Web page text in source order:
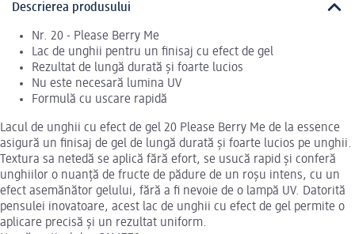
Descrierea produsului
Nr. 20 - Please Berry Me
Lac de unghii pentru un finisaj cu efect de gel
Rezultat de lungă durată și foarte lucios
Nu este necesară lumina UV
Formulă cu uscare rapidă
Lacul de unghii cu efect de gel 20 Please Berry Me de la essence
asigură un finisaj de gel de lungă durată și foarte lucios pe unghii.
Textura sa netedă se aplică fără efort, se usucă rapid și conferă
unghiilor o nuanță de fructe de pădure de un roșu intens, cu un
efect asemănător gelului, fără a fi nevoie de o lampă UV. Datorită
pensulei inovatoare, acest lac de unghii cu efect de gel permite o
aplicare precisă și un rezultat uniform.